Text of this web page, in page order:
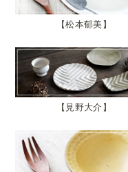
松本郁美
見野大介